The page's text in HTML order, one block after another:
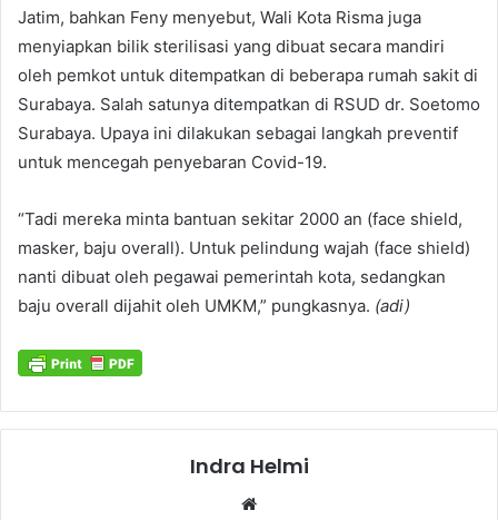
Jatim, bahkan Feny menyebut, Wali Kota Risma juga
menyiapkan bilik sterilisasi yang dibuat secara mandiri
oleh pemkot untuk ditempatkan di beberapa rumah sakit di
Surabaya. Salah satunya ditempatkan di RSUD dr. Soetomo
Surabaya. Upaya ini dilakukan sebagai langkah preventif
untuk mencegah penyebaran Covid-19.
“Tadi mereka minta bantuan sekitar 2000 an (face shield,
masker, baju overall). Untuk pelindung wajah (face shield)
nanti dibuat oleh pegawai pemerintah kota, sedangkan
baju overall dijahit oleh UMKM,” pungkasnya. (adi)
Indra Helmi